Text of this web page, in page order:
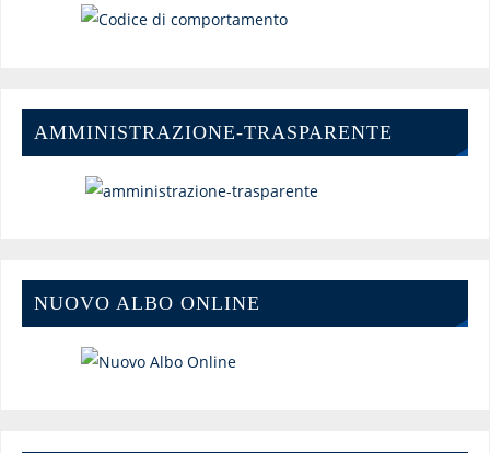
AMMINISTRAZIONE-TRASPARENTE
NUOVO ALBO ONLINE